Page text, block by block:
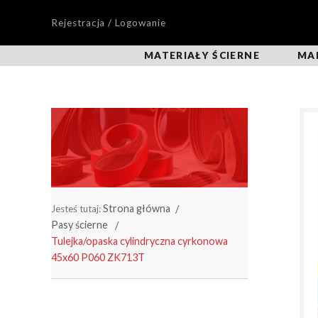
Rejestracja / Logowanie
MATERIAŁY ŚCIERNE
Jesteś tutaj:Strona główna
Pasy ścierne
Tulejka/opaska cylindryczna cyrkonowa
45x60 P060 ZK713T